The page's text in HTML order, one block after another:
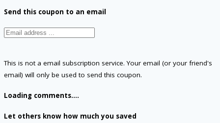
Send this coupon to an email
This is not a email subscription service. Your email (or your friend's
email) will only be used to send this coupon.
Loading comments....
Let others know how much you saved